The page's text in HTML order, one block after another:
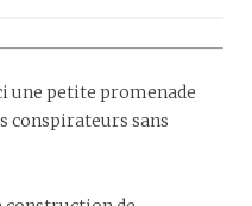
une petite promenade
conspirateurs sans